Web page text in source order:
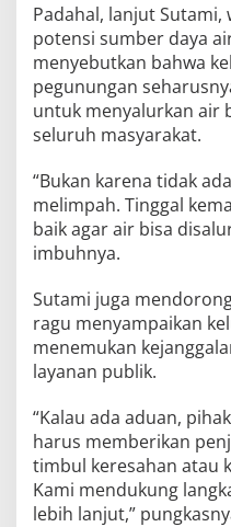
Padahal, lanjut
potensi sumber daya
menyebutkan bahwa
pegunungan
untuk menyalurkan air
seluruh masyarakat.
“Bukan karena tidak
melimpah. Tinggal
baik agar air bisa
imbuhnya.
Sutami juga
ragu menyampaikan
menemukan
layanan publik.
“Kalau ada aduan,
harus memberikan
timbul keresahan atau
Kami mendukung
lebih lanjut,”